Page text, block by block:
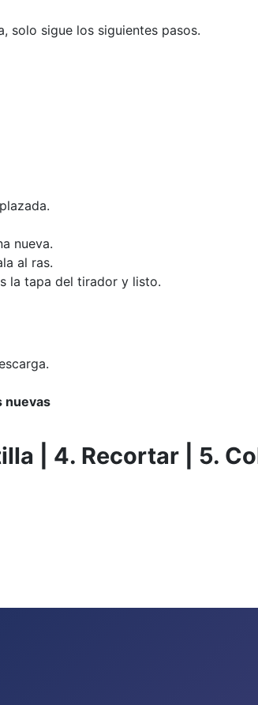
solo sigue los siguientes pasos.
nueva.
al ras.
la tapa del tirador y listo.
nuevas
| 4. Recortar | 5.